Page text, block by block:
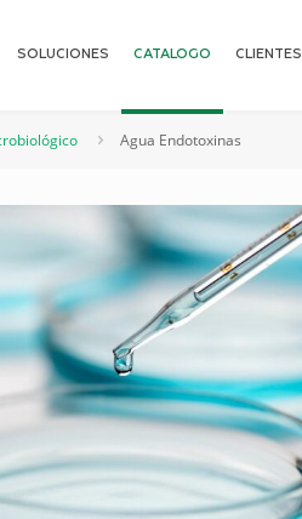
SOLUCIONES CATALOGO CLIENTES
Agua Endotoxinas